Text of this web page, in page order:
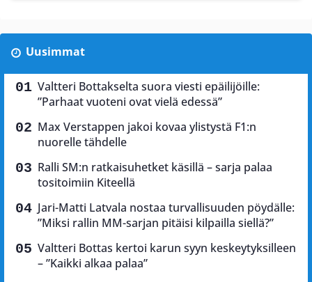
Uusimmat
Valtteri Bottakselta suora viesti epäilijöille:
”Parhaat vuoteni ovat vielä edessä”
Max Verstappen jakoi kovaa ylistystä F1:n
nuorelle tähdelle
Ralli SM:n ratkaisuhetket käsillä – sarja palaa
tositoimiin Kiteellä
Jari-Matti Latvala nostaa turvallisuuden pöydälle:
”Miksi rallin MM-sarjan pitäisi kilpailla siellä?”
Valtteri Bottas kertoi karun syyn keskeytyksilleen
– ”Kaikki alkaa palaa”